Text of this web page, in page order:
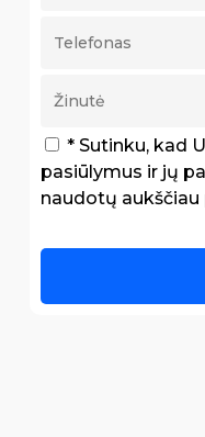
* Sutinku, kad
pasiūlymus ir jų
naudotų